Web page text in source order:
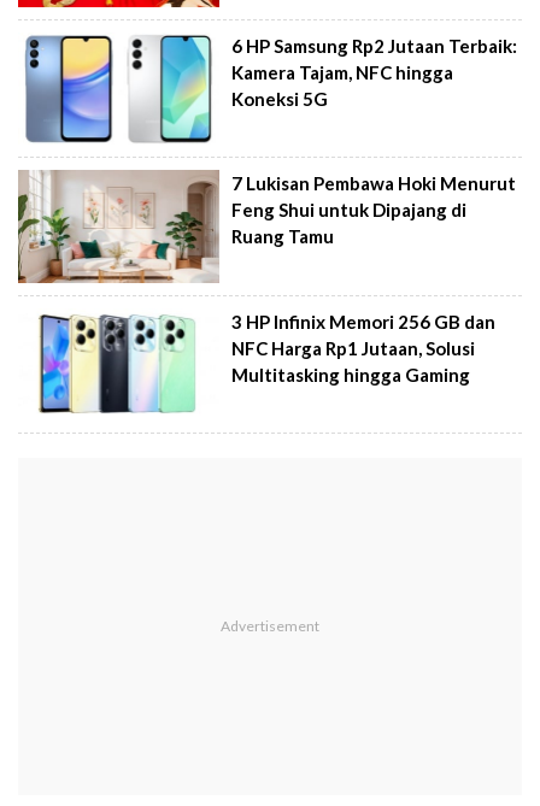
6 HP Samsung Rp2 Jutaan Terbaik:
Kamera Tajam, NFC hingga
Koneksi 5G
7 Lukisan Pembawa Hoki Menurut
Feng Shui untuk Dipajang di
Ruang Tamu
3 HP Infinix Memori 256 GB dan
NFC Harga Rp1 Jutaan, Solusi
Multitasking hingga Gaming